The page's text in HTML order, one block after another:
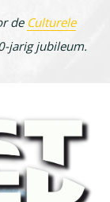
de Culturele
jarig jubileum.